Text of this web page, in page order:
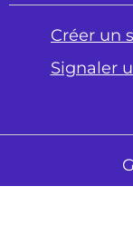
Créer un
Signaler